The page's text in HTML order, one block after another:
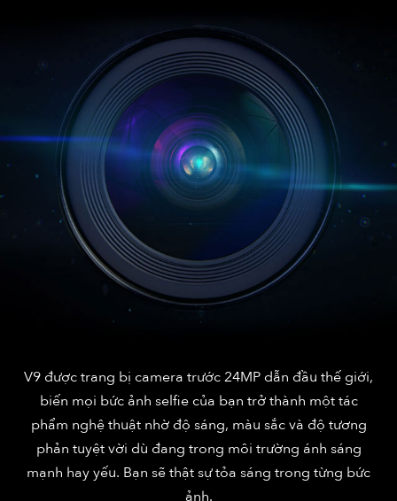
V9 được trang bị camera trước 24MP dẫn đầu thế giới,
biến mọi bức ảnh selfie của bạn trở thành một tác
phẩm nghệ thuật nhờ độ sáng, màu sắc và độ tương
phản tuyệt vời dù đang trong môi trường ánh sáng
mạnh hay yếu. Bạn sẽ thật sự tỏa sáng trong từng bức
ảnh.